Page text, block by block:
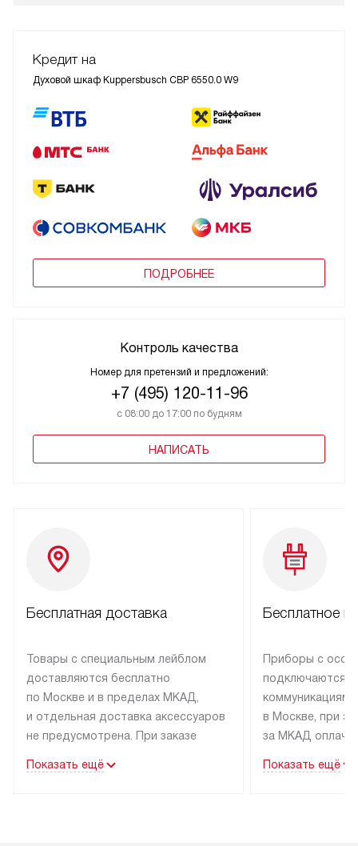
Кредит на
Духовой шкаф Kuppersbusch CBP 6550.0 W9
ПОДРОБНЕЕ
Контроль качества
Номер для претензий и предложений:
+7 (495) 120-11-96
с 08:00 до 17:00 по будням
НАПИСАТЬ
Бесплатная доставка
Товары с специальным лейблом
доставляются бесплатно
по Москве и в пределах МКАД,
и отдельная доставка аксессуаров
не предусмотрена. При заказе
рекомендуем обсудить
Показать ещё
Бесплатное
Приборы с
подключаются к
коммуникациям
в Москве, при
за МКАД
партнера
Показать ещё